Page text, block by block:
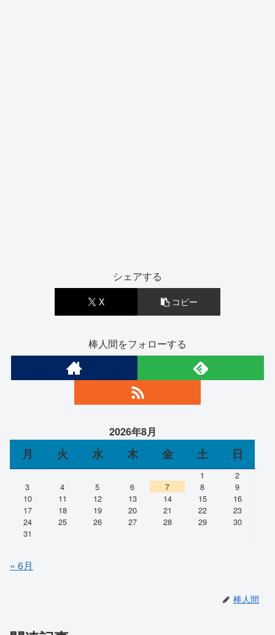
シェアする
X コピー
棒人間をフォローする
2026年8月
月 火 水 木 金 土 日
1
2
3
4 5 6 7 8
9
10
11 12 13 14 15
16
17
18 19 20 21 22
23
24
25 26 27 28 29
30
31
« 6月
棒人間